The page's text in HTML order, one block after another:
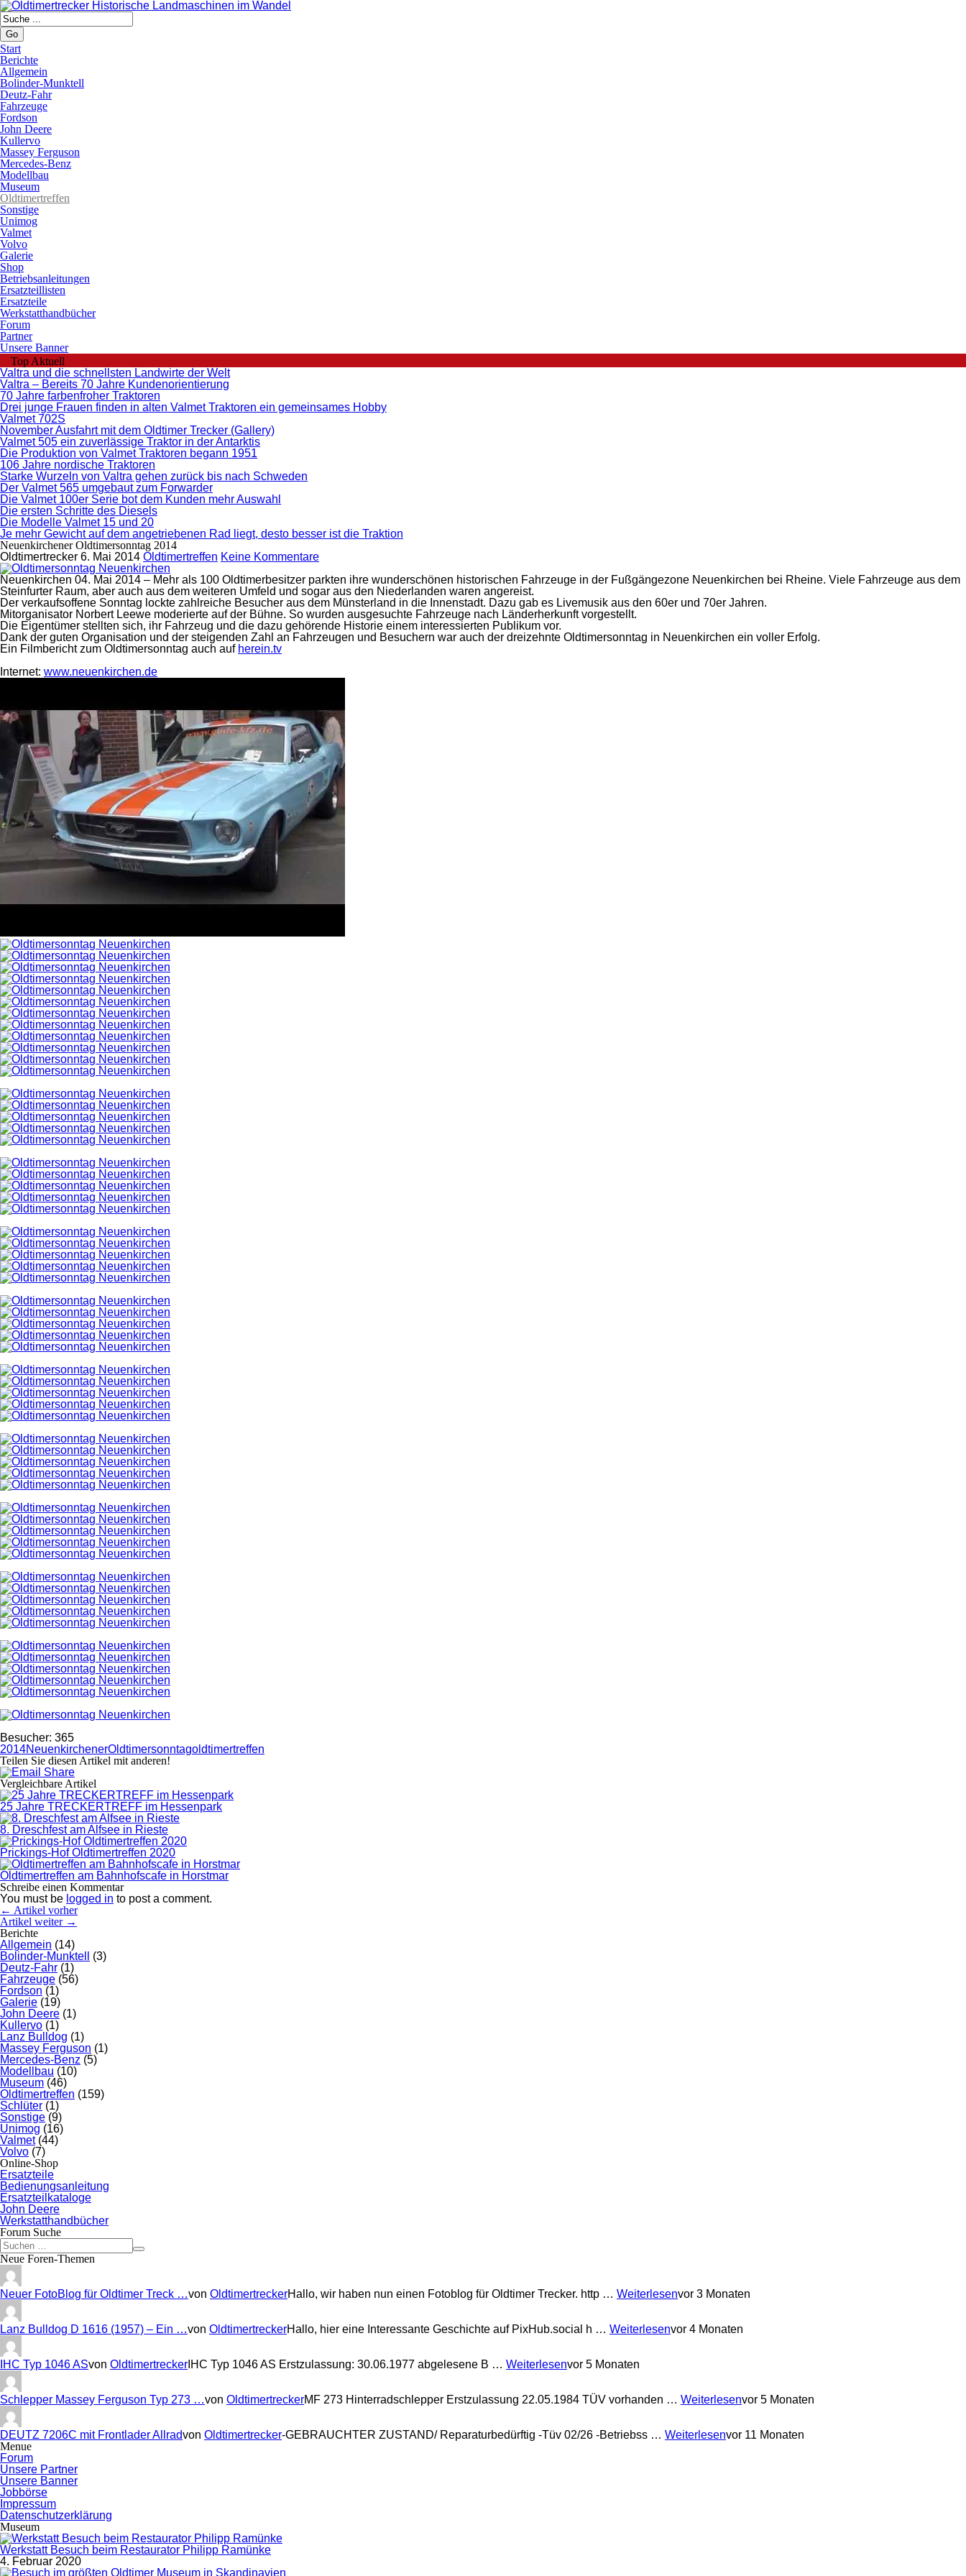
Go
Start
Berichte
Allgemein
Bolinder-Munktell
Deutz-Fahr
Fahrzeuge
Fordson
John Deere
Kullervo
Massey Ferguson
Mercedes-Benz
Modellbau
Museum
Oldtimertreffen
Sonstige
Unimog
Valmet
Volvo
Galerie
Shop
Betriebsanleitungen
Ersatzteillisten
Ersatzteile
Werkstatthandbücher
Forum
Partner
Unsere Banner
Top Aktuell
Valtra und die schnellsten Landwirte der Welt
Valtra – Bereits 70 Jahre Kundenorientierung
70 Jahre farbenfroher Traktoren
Drei junge Frauen finden in alten Valmet Traktoren ein gemeinsames Hobby
Valmet 702S
November Ausfahrt mit dem Oldtimer Trecker (Gallery)
Valmet 505 ein zuverlässige Traktor in der Antarktis
Die Produktion von Valmet Traktoren begann 1951
106 Jahre nordische Traktoren
Starke Wurzeln von Valtra gehen zurück bis nach Schweden
Der Valmet 565 umgebaut zum Forwarder
Die Valmet 100er Serie bot dem Kunden mehr Auswahl
Die ersten Schritte des Diesels
Die Modelle Valmet 15 und 20
Je mehr Gewicht auf dem angetriebenen Rad liegt, desto besser ist die Traktion
Neuenkirchener Oldtimersonntag 2014
Oldtimertrecker 6. Mai 2014 Oldtimertreffen Keine Kommentarezu
Oldtimersonntag
2014
Neuenkirchen 04. Mai 2014 – Mehr als 100 Oldtimerbesitzer parkten ihre wunderschönen historischen Fahrzeuge in der Fußgängezone Neuenkirchen bei Rheine. Viele Fahrzeuge aus dem
Steinfurter Raum, aber auch aus dem weiteren Umfeld und sogar aus den Niederlanden waren angereist.
Der verkaufsoffene Sonntag lockte zahlreiche Besucher aus dem Münsterland in die Innenstadt. Dazu gab es Livemusik aus den 60er und 70er Jahren.
Mitorganisator Norbert Leewe moderierte auf der Bühne. So wurden ausgesuchte Fahrzeuge nach Länderherkunft vorgestellt.
Die Eigentümer stellten sich, ihr Fahrzeug und die dazu gehörende Historie einem interessierten Publikum vor.
Dank der guten Organisation und der steigenden Zahl an Fahrzeugen und Besuchern war auch der dreizehnte Oldtimersonntag in Neuenkirchen ein voller Erfolg.
Ein Filmbericht zum Oldtimersonntag auch auf herein.tv
Internet: www.neuenkirchen.de
Besucher: 365
2014NeuenkirchenerOldtimersonntagoldtimertreffen
Teilen Sie diesen Artikel mit anderen!
Vergleichbare Artikel
25 Jahre TRECKERTREFF im Hessenpark
8. Dreschfest am Alfsee in Rieste
Prickings-Hof Oldtimertreffen 2020
Oldtimertreffen am Bahnhofscafe in Horstmar
Schreibe einen Kommentar
You must be logged in to post a comment.
← Artikel vorher
Artikel weiter →
Berichte
Allgemein (14)
Bolinder-Munktell
(3)
Deutz-Fahr (1)
Fahrzeuge (56)
Fordson (1)
Galerie (19)
John Deere (1)
Kullervo (1)
Lanz Bulldog (1)
Massey Ferguson (1)
Mercedes-Benz (5)
Modellbau (10)
Museum (46)
Oldtimertreffen (159)
Schlüter (1)
Sonstige (9)
Unimog (16)
Valmet(44)
Volvo (7)
Online-Shop
Ersatzteile
Bedienungsanleitung
Ersatzteilkataloge
John Deere
Werkstatthandbücher
Forum Suche
Neue Foren-Themen
Neuer FotoBlog für Oldtimer Treck …von OldtimertreckerHallo, wir haben nun einen Fotoblog für Oldtimer Trecker. http … Weiterlesenvor 3 Monaten
Lanz Bulldog D 1616 (1957) – Ein …von OldtimertreckerHallo, hier eine Interessante Geschichte auf PixHub.social h … Weiterlesenvor 4 Monaten
IHC Typ 1046 ASvon Oldtimertrecker IHC Typ 1046 AS Erstzulassung: 30.06.1977 abgelesene B … Weiterlesenvor 5 Monaten
Schlepper Massey Ferguson Typ 273 …von OldtimertreckerMF 273 Hinterradschlepper Erstzulassung 22.05.1984 TÜV vorhanden … Weiterlesenvor 5 Monaten
DEUTZ 7206C mit Frontlader Allradvon Oldtimertrecker-GEBRAUCHTER ZUSTAND/ Reparaturbedürftig -Tüv 02/26 -Betriebss … Weiterlesenvor 11 Monaten
Menue
Forum
Unsere Partner
Unsere Banner
Jobbörse
Impressum
Datenschutzerklärung
Museum
Werkstatt Besuch beim Restaurator Philipp Ramünke
4. Februar 2020